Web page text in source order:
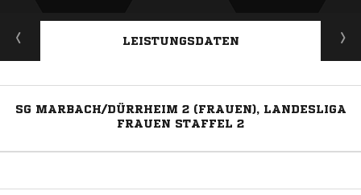
LEISTUNGSDATEN
SG MARBACH/DÜRRHEIM 2 (FRAUEN), LANDESLIGA
FRAUEN STAFFEL 2